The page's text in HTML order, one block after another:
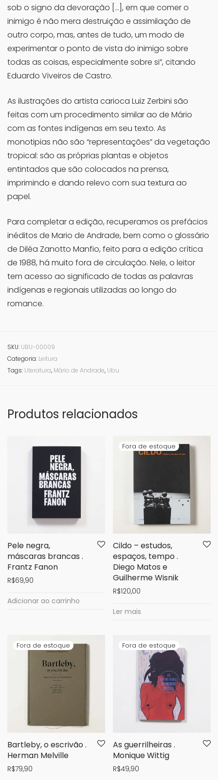
sob o signo da devoração […], em que comer o
inimigo é não mera destruição e assimilação de
outro corpo, mas, antes de tudo, um modo de
experimentar o ponto de vista do inimigo sobre
todas as coisas, especialmente sobre si”, citando
Eduardo Viveiros de Castro.
As ilustrações do artista carioca Luiz Zerbini são
feitas com um procedimento similar ao de Mário
com as fontes indígenas em seu texto. As
monotipias não são “representações” da vegetação
tropical: são as próprias plantas e objetos
entintados que são colocados na prensa,
imprimindo e dando relevo com sua textura ao
papel.
Para completar a edição, recuperamos os prefácios
inéditos de Mario de Andrade, bem como o glossário
de Diléa Zanotto Manfio, feito para a edição crítica
de 1988, há muito fora de circulação. Nele, o leitor
tem acesso ao significado de todas as palavras
indígenas e regionais utilizadas ao longo do
romance.
SKU: UBU-00009
Categoria: Leitura
Tags: Literatura, Mário de Andrade, Ubu
Produtos relacionados
Pele negra,
máscaras brancas .
Frantz Fanon
R$69,90
Adicionar ao carrinho
Cildo – estudos,
espaços, tempo .
Diego Matos e
Guilherme Wisnik
R$120,00
Ler mais
Bartleby, o escrivão .
Herman Melville
R$79,90
As guerrilheiras .
Monique Wittig
R$49,90